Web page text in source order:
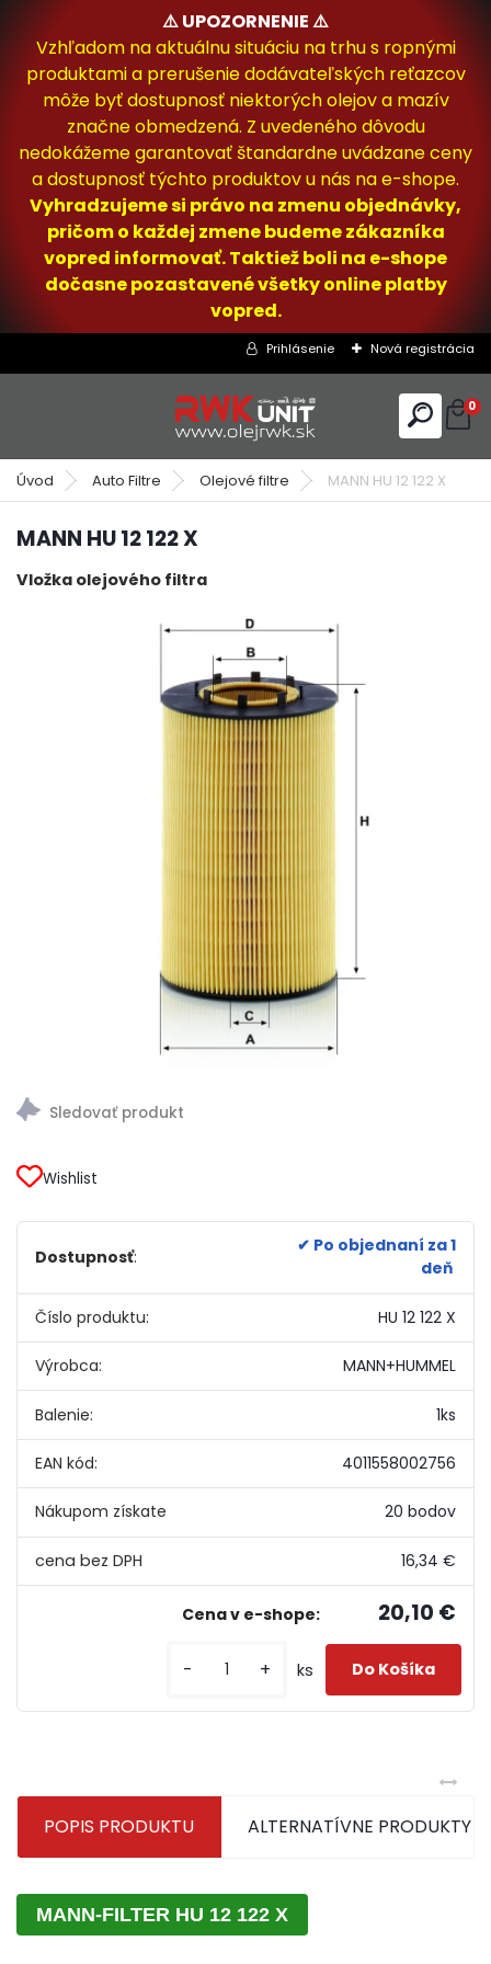
⚠️ UPOZORNENIE ⚠️
Vzhľadom na aktuálnu situáciu na trhu s ropnými
produktami a prerušenie dodávateľských reťazcov
môže byť dostupnosť niektorých olejov a mazív
značne obmedzená. Z uvedeného dôvodu
nedokážeme garantovať štandardne uvádzane ceny
a dostupnosť týchto produktov u nás na e-shope.
Vyhradzujeme si právo na zmenu objednávky,
pričom o každej zmene budeme zákazníka
vopred informovať. Taktiež boli na e-shope
dočasne pozastavené všetky online platby
vopred.
Prihlásenie Nová registrácia
0
Úvod Auto Filtre Olejové filtre MANN HU 12 122 X
MANN HU 12 122 X
Vložka olejového filtra
Wishlist
Dostupnosť:
✔ Po objednaní za 1
deň
Číslo produktu: HU 12 122 X
Výrobca: MANN+HUMMEL
Balenie: 1ks
EAN kód: 4011558002756
Nákupom získate 20 bodov
16,34 €
20,10 €
- + ks
POPIS PRODUKTU ALTERNATÍVNE PRODUKTY
MANN-FILTER HU 12 122 X